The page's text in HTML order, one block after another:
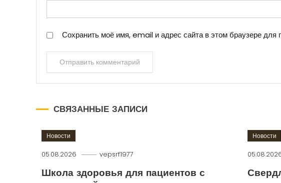
Сохранить моё имя, email и адрес сайта в этом браузере
СВЯЗАННЫЕ ЗАПИСИ
Новости
05.08.2026 vepsrf1977
Школа здоровья для пациентов с
Новости